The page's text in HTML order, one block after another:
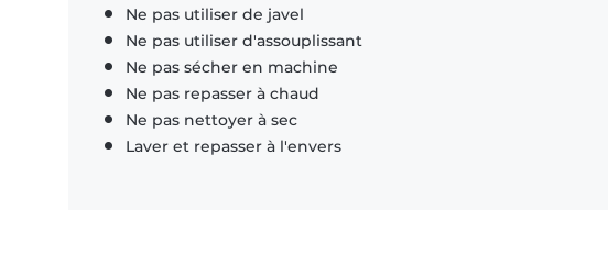
Ne pas utiliser de javel
Ne pas utiliser d'assouplissant
Ne pas sécher en machine
Ne pas repasser à chaud
Ne pas nettoyer à sec
Laver et repasser à l'envers